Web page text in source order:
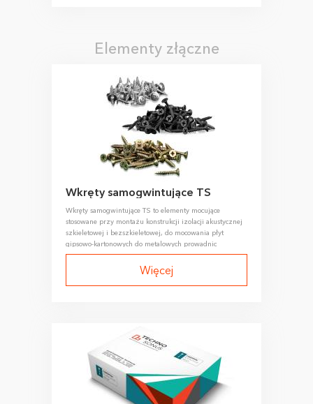
Elementy złączne
Wkręty samogwintujące TS
Wkręty samogwintujące TS to elementy mocujące
stosowane przy montażu konstrukcji izolacji akustycznej
szkieletowej i bezszkieletowej, do mocowania płyt
gipsowo-kartonowych do metalowych prowadnic
szkieletu, paneli izolacji akustycznej, łączenia profili
metalowych ze sobą, a także w ogólnych pracach
Więcej